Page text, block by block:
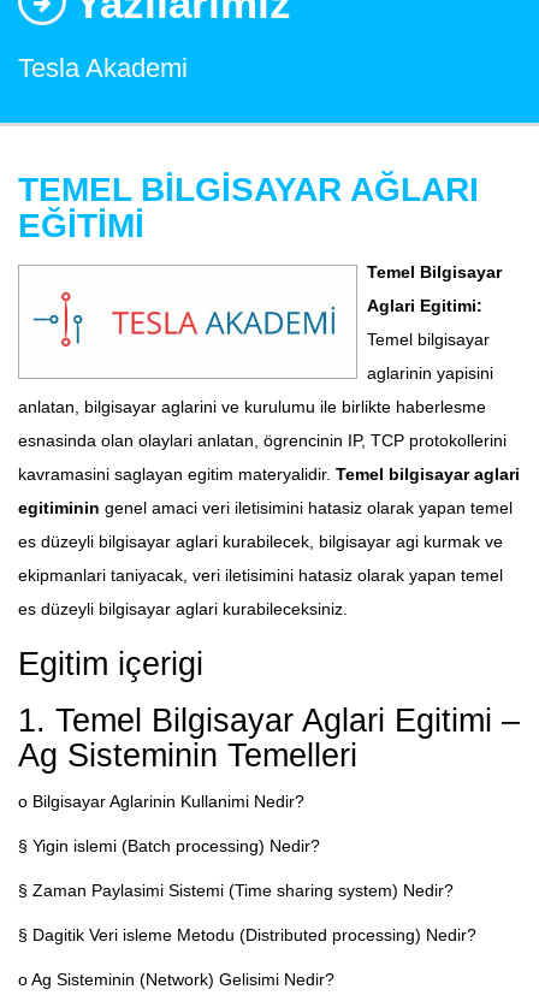
Tesla Akademi
TEMEL BİLGİSAYAR AĞLARI
EĞİTİMİ
Temel Bilgisayar
Aglari Egitimi:
Temel bilgisayar
aglarinin yapisini
anlatan, bilgisayar aglarini ve kurulumu ile birlikte haberlesme
esnasinda olan olaylari anlatan, ögrencinin IP, TCP protokollerini
kavramasini saglayan egitim materyalidir. Temel bilgisayar aglari
egitiminin genel amaci veri iletisimini hatasiz olarak yapan temel
es düzeyli bilgisayar aglari kurabilecek, bilgisayar agi kurmak ve
ekipmanlari taniyacak, veri iletisimini hatasiz olarak yapan temel
es düzeyli bilgisayar aglari kurabileceksiniz.
Egitim içerigi
1. Temel Bilgisayar Aglari Egitimi –
Ag Sisteminin Temelleri
o Bilgisayar Aglarinin Kullanimi Nedir?
§ Yigin islemi (Batch processing) Nedir?
§ Zaman Paylasimi Sistemi (Time sharing system) Nedir?
§ Dagitik Veri isleme Metodu (Distributed processing) Nedir?
o Ag Sisteminin (Network) Gelisimi Nedir?